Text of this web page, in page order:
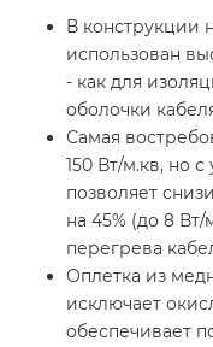
В конструкции
использован
- как для
оболочки
Самая
150 Вт/м.кв, но
позволяет
на 45% (до 8
перегрева
Оплетка из
исключает
обеспечивает